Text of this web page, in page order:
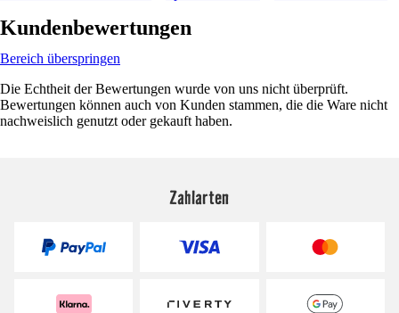
Kundenbewertungen
Bereich überspringen
Die Echtheit der Bewertungen wurde von uns nicht überprüft.
Bewertungen können auch von Kunden stammen, die die Ware nicht
nachweislich genutzt oder gekauft haben.
Zahlarten